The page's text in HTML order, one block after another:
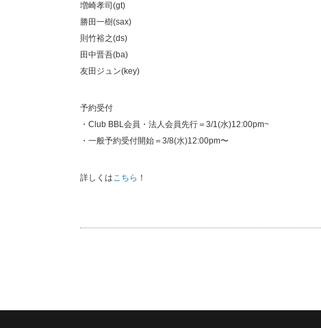
増崎孝司(gt)
勝田一樹(sax)
則竹裕之(ds)
田中晋吾(ba)
友田ジュン(key)
予約受付
・Club BBL会員・法人会員先行＝3/1(水)12:00pm~
・一般予約受付開始＝3/8(水)12:00pm〜
詳しくはこちら ！